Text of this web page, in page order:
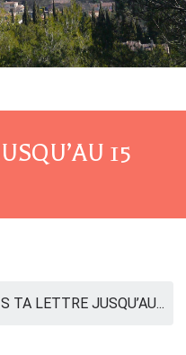
15
TA LETTRE JUSQU’AU...